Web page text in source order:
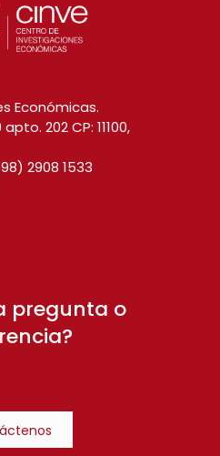
Económicas.
202 CP: 11100,
2908 1533
pregunta o